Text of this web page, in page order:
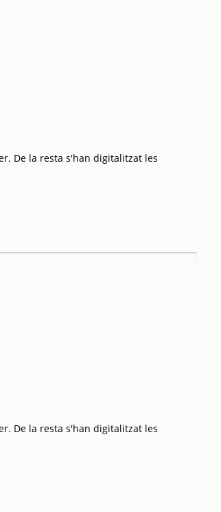
De la resta s'han digitalitzat les
De la resta s'han digitalitzat les